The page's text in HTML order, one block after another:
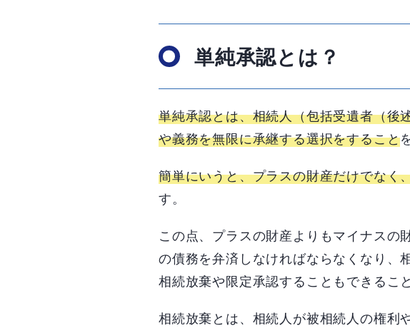
単純承認とは？
単純承認とは、相続人（包括受遺者（後
や義務を無限に承継する選択をすること
簡単にいうと、プラスの財産だけでなく
す。
この点、プラスの財産よりもマイナスの
の債務を弁済しなければならなくなり、
相続放棄や限定承認することもできるこ
相続放棄とは、相続人が被相続人の権利